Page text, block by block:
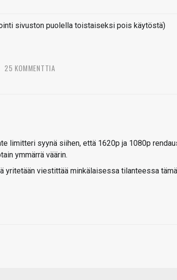
sivuston puolella toistaiseksi pois käytöstä)
25 KOMMENTTIA
limitteri syynä siihen, että 1620p ja 1080p
ymmärrä väärin.
yritetään viestittää minkälaisessa tilanteessa